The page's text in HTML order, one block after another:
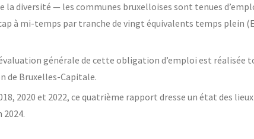
diversité — les communes bruxelloises sont tenues
à mi-temps par tranche de vingt équivalents temps plein
générale de cette obligation d’emploi est réalisée
de Bruxelles-Capitale.
2020 et 2022, ce quatrième rapport dresse un état des
2024.